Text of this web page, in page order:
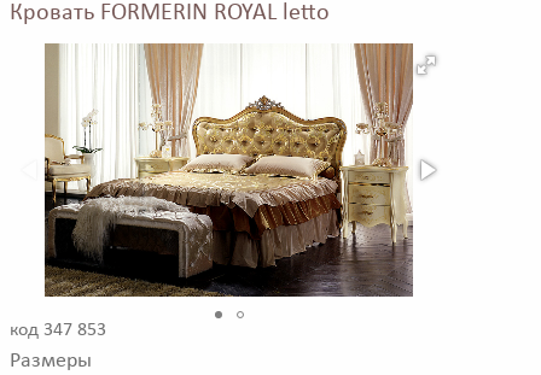
Кровать FORMERIN ROYAL letto
код 347 853
Размеры